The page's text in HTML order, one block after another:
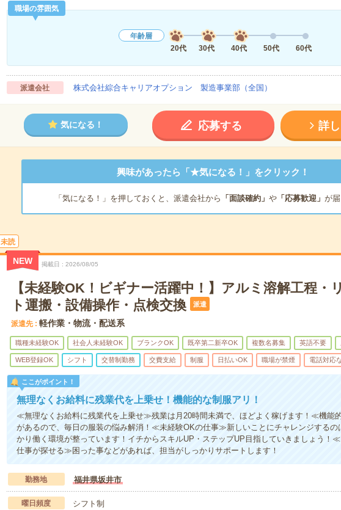
職場の雰囲気
年齢層
20代
30代 40代 50代 60代
派遣会社 株式会社綜合キャリアオプション 製造事業部（全国）
気になる！ 応募する 詳
興味があったら「★気になる！」をクリック！
「気になる！」を押しておくと、派遣会社から 「面談確約」 や「応募歓迎」 が届
未読
NEW 掲載日 2026/08/05
【未経験OK！ビギナー活躍中！】アルミ溶解工程・
ト運搬・設備操作・点検交換
派遣
派遣先 軽作業・物流・配送系
職種未経験OK 社会人未経験OK ブランクOK 既卒第二新卒OK 複数名募集 英語不要
WEB登録OK シフト 交替制勤務 交費支給 制服 日払いOK 職場が禁煙 電話対応
ここがポイント！
無理なくお給料に残業代を上乗せ！機能的な制服アリ！
≪無理なくお給料に残業代を上乗せ≫残業は月20時間未満で、ほどよく稼げます！≪機能
があるので、毎日の服装の悩み解消！≪未経験OKの仕事≫新しいことにチャレンジするの
かり働く環境が整っています！イチからスキルUP・ステップUP目指していきましょう！
仕事が探せる≫困った事などがあれば、担当がしっかりサポートします！
勤務地 福井県坂井市
曜日頻度 シフト制